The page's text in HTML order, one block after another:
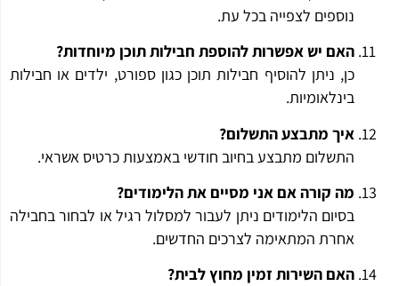
נוספים לצפייה בכל עת.
האם יש אפשרות להוספת חבילות תוכן מיוחדות?
כן, ניתן להוסיף חבילות תוכן כגון ספורט, ילדים או חבילות
בינלאומיות.
איך מתבצע התשלום?
התשלום מתבצע בחיוב חודשי באמצעות כרטיס אשראי.
מה קורה אם אני מסיים את הלימודים?
בסיום הלימודים ניתן לעבור למסלול רגיל או לבחור בחבילה
אחרת המתאימה לצרכים החדשים.
האם השירות זמין מחוץ לבית?